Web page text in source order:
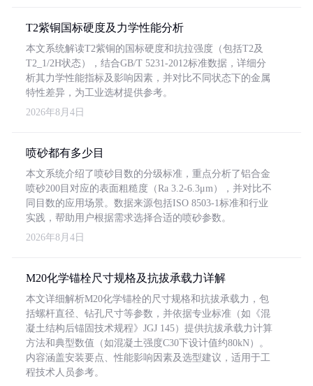
T2紫铜国标硬度及力学性能分析
本文系统解读T2紫铜的国标硬度和抗拉强度（包括T2及
T2_1/2H状态），结合GB/T 5231-2012标准数据，详细分
析其力学性能指标及影响因素，并对比不同状态下的金属
特性差异，为工业选材提供参考。
2026年8月4日
喷砂都有多少目
本文系统介绍了喷砂目数的分级标准，重点分析了铝合金
喷砂200目对应的表面粗糙度（Ra 3.2-6.3μm），并对比不
同目数的应用场景。数据来源包括ISO 8503-1标准和行业
实践，帮助用户根据需求选择合适的喷砂参数。
2026年8月4日
M20化学锚栓尺寸规格及抗拔承载力详解
本文详细解析M20化学锚栓的尺寸规格和抗拔承载力，包
括螺杆直径、钻孔尺寸等参数，并依据专业标准（如《混
凝土结构后锚固技术规程》JGJ 145）提供抗拔承载力计算
方法和典型数值（如混凝土强度C30下设计值约80kN）。
内容涵盖安装要点、性能影响因素及选型建议，适用于工
程技术人员参考。